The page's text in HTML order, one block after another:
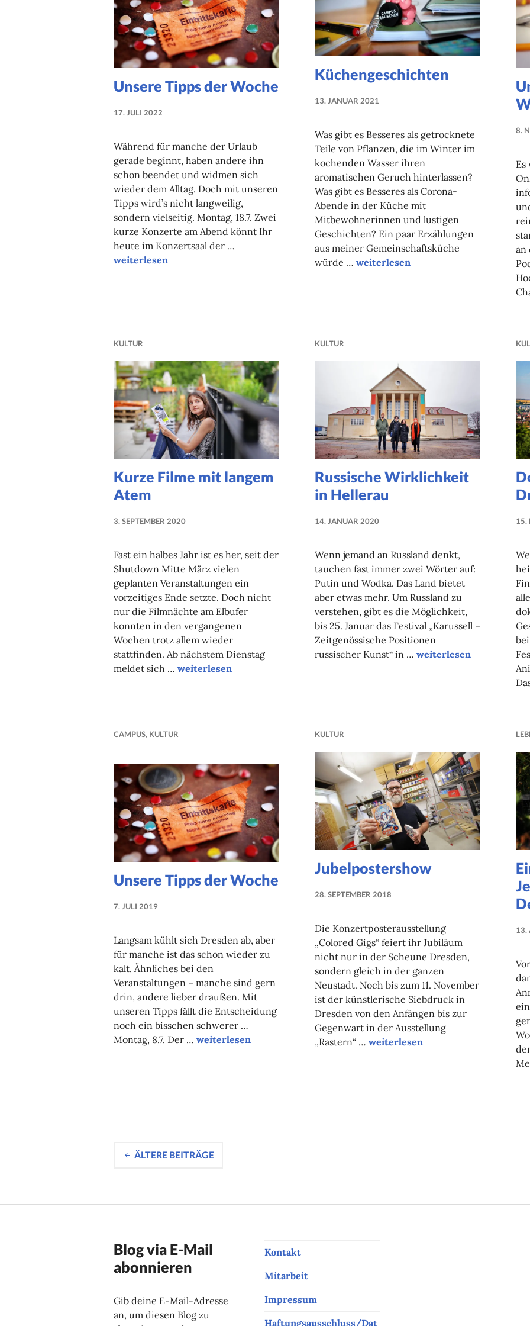
Unsere Tipps der Woche
17. JULI 2022
Während für manche der Urlaub
gerade beginnt, haben andere ihn
schon beendet und widmen sich
wieder dem Alltag. Doch mit unseren
Tipps wird’s nicht langweilig,
sondern vielseitig. Montag, 18.7. Zwei
kurze Konzerte am Abend könnt Ihr
heute im Konzertsaal der …
Unsere Tipps der Woche
weiterlesen
Küchengeschichten
13. JANUAR 2021
Was gibt es Besseres als getrocknete
Teile von Pflanzen, die im Winter im
kochenden Wasser ihren
aromatischen Geruch hinterlassen?
Was gibt es Besseres als Corona-
Abende in der Küche mit
Mitbewohnerinnen und lustigen
Geschichten? Ein paar Erzählungen
aus meiner Gemeinschaftsküche
würde … Küchengeschichten
weiterlesen
8.
an
KULTUR
Kurze Filme mit langem
Atem
3. SEPTEMBER 2020
Fast ein halbes Jahr ist es her, seit der
Shutdown Mitte März vielen
geplanten Veranstaltungen ein
vorzeitiges Ende setzte. Doch nicht
nur die Filmnächte am Elbufer
konnten in den vergangenen
Wochen trotz allem wieder
stattfinden. Ab nächstem Dienstag
meldet sich … Kurze Filme mit langem Atem
weiterlesen
KULTUR
Russische Wirklichkeit
in Hellerau
14. JANUAR 2020
Wenn jemand an Russland denkt,
tauchen fast immer zwei Wörter auf:
Putin und Wodka. Das Land bietet
aber etwas mehr. Um Russland zu
verstehen, gibt es die Möglichkeit,
bis 25. Januar das Festival „Karussell –
Zeitgenössische Positionen
russischer Kunst“ in … Russische Wirklichkeit
weiterlesen
15.
CAMPUS, KULTUR
Unsere Tipps der Woche
7. JULI 2019
Langsam kühlt sich Dresden ab, aber
für manche ist das schon wieder zu
kalt. Ähnliches bei den
Veranstaltungen – manche sind gern
drin, andere lieber draußen. Mit
unseren Tipps fällt die Entscheidung
noch ein bisschen schwerer …
Montag, 8.7. Der … Unsere Tipps der Woche
weiterlesen
KULTUR
Jubelpostershow
28. SEPTEMBER 2018
Die Konzertposterausstellung
„Colored Gigs“ feiert ihr Jubiläum
nicht nur in der Scheune Dresden,
sondern gleich in der ganzen
Neustadt. Noch bis zum 11. November
ist der künstlerische Siebdruck in
Dresden von den Anfängen bis zur
Gegenwart in der Ausstellung
„Rastern“ … Jubelpostershow
weiterlesen
13.
Beitragsnavigation
ÄLTERE BEITRÄGE
Blog via E-Mail
abonnieren
Gib deine E-Mail-Adresse
an, um diesen Blog zu
Kontakt
Mitarbeit
Impressum
Haftungsausschluss/Dat